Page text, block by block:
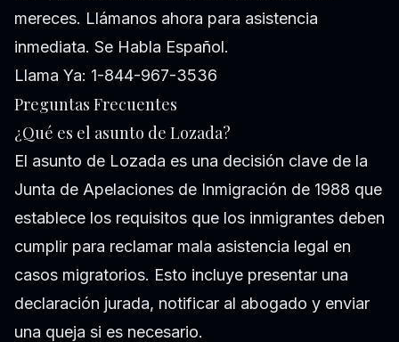
mereces. Llámanos ahora para asistencia
inmediata. Se Habla Español.
Llama Ya: 1-844-967-3536
Preguntas Frecuentes
¿Qué es el asunto de Lozada?
El asunto de Lozada es una decisión clave de la
Junta de Apelaciones de Inmigración de 1988 que
establece los requisitos que los inmigrantes deben
cumplir para reclamar mala asistencia legal en
casos migratorios. Esto incluye presentar una
declaración jurada, notificar al abogado y enviar
una queja si es necesario.